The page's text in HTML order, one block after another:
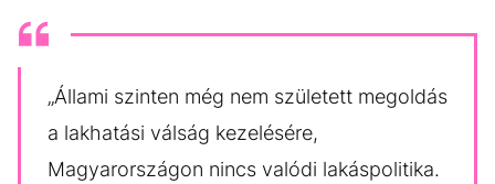
„Állami szinten még nem született megoldás
a lakhatási válság kezelésére,
Magyarországon nincs valódi lakáspolitika.